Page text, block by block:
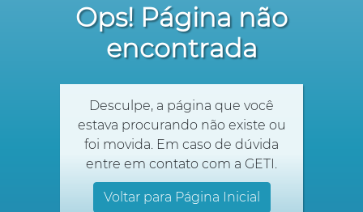
Ops! Página não
encontrada
Desculpe, a página que você
estava procurando não existe ou
foi movida. Em caso de dúvida
entre em contato com a GETI.
Voltar para Página Inicial